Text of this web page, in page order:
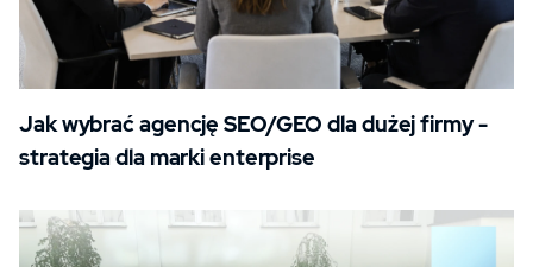
Jak wybrać agencję SEO/GEO dla dużej firmy -
strategia dla marki enterprise